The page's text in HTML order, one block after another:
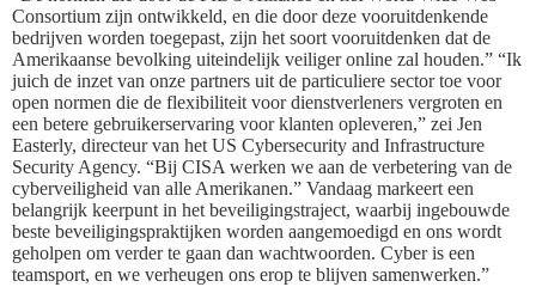
Consortium zijn ontwikkeld, en die door deze vooruitdenkende
bedrijven worden toegepast, zijn het soort vooruitdenken dat de
Amerikaanse bevolking uiteindelijk veiliger online zal houden.” “Ik
juich de inzet van onze partners uit de particuliere sector toe voor
open normen die de flexibiliteit voor dienstverleners vergroten en
een betere gebruikerservaring voor klanten opleveren,” zei Jen
Easterly, directeur van het US Cybersecurity and Infrastructure
Security Agency. “Bij CISA werken we aan de verbetering van de
cyberveiligheid van alle Amerikanen.” Vandaag markeert een
belangrijk keerpunt in het beveiligingstraject, waarbij ingebouwde
beste beveiligingspraktijken worden aangemoedigd en ons wordt
geholpen om verder te gaan dan wachtwoorden. Cyber is een
teamsport, en we verheugen ons erop te blijven samenwerken.”